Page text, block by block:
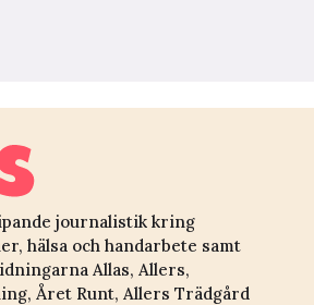
journalistik kring
hälsa och handarbete samt
Allas, Allers,
Året Runt, Allers Trädgård